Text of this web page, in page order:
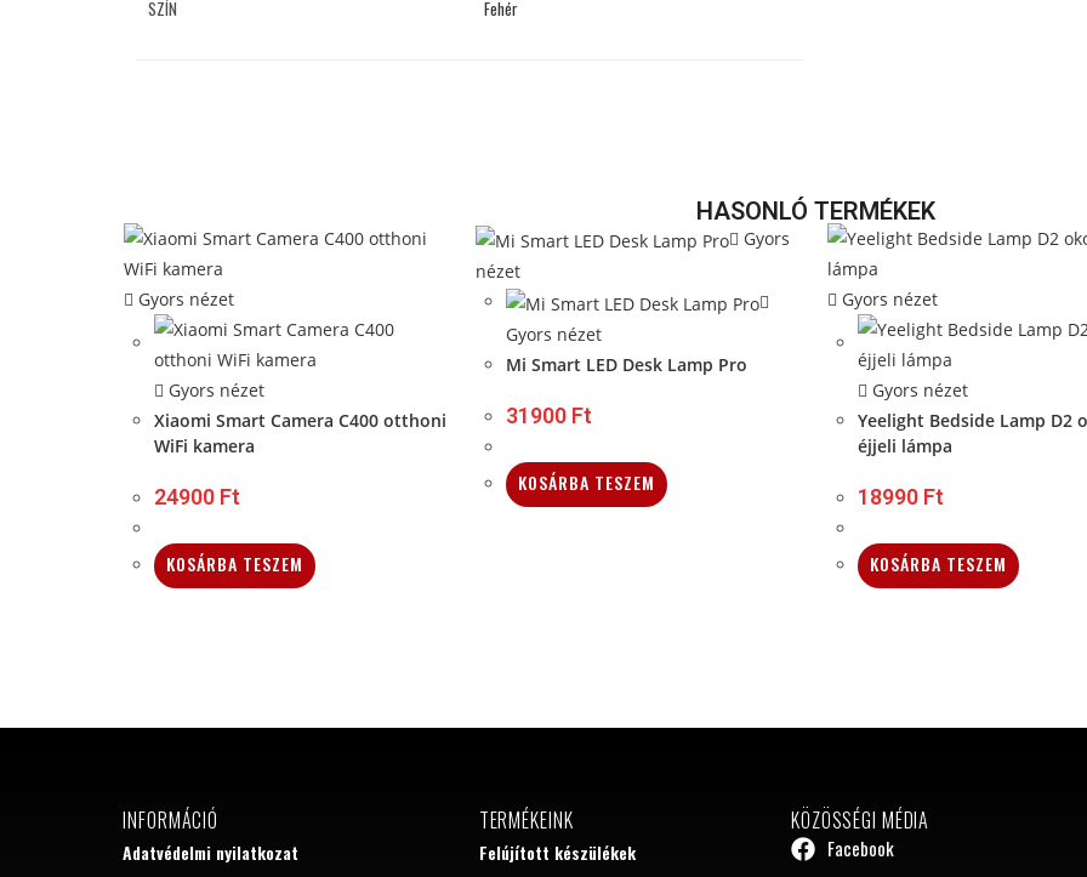
SZÍN Fehér
HASONLÓ TERMÉKEK
Gyors nézet
Gyors nézet
Xiaomi Smart Camera C400 otthoni
WiFi kamera
24900 Ft
KOSÁRBA TESZEM
Gyors
nézet
Gyors nézet
Mi Smart LED Desk Lamp Pro
31900 Ft
KOSÁRBA TESZEM
Gyors nézet
Gyors nézet
Yeelight Bedside Lamp D2
éjjeli lámpa
18990 Ft
KOSÁRBA TESZEM
INFORMÁCIÓ
Adatvédelmi nyilatkozat
TERMÉKEINK
Felújított készülékek
KÖZÖSSÉGI MÉDIA
Facebook